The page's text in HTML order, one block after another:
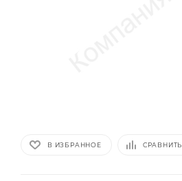
В ИЗБРАННОЕ СРАВНИТЬ